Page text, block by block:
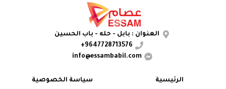
التحكم بالألعاب، أو المصابيح اليدوية، أو
الأجهزة المنزلية، يوفر هذا الشاحن شحنًا
فعالًا وموثوقًا مع ميزات أمان مدمجة
وتعدد استخدامات.
العنوان : بابل - حله - باب الحسين
9647728713576+
info@essambabil.com
الرئيسية سياسة الخصوصية